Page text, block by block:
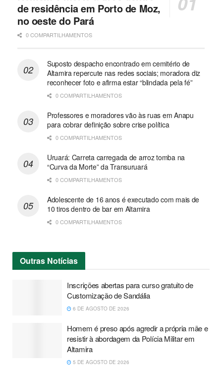
de residência em Porto de Moz,
no oeste do Pará
0 COMPARTILHAMENTOS
Suposto despacho encontrado em cemitério de
Altamira repercute nas redes sociais; moradora diz
reconhecer foto e afirma estar “blindada pela fé”
0 COMPARTILHAMENTOS
Professores e moradores vão às ruas em Anapu
para cobrar definição sobre crise política
0 COMPARTILHAMENTOS
Uruará: Carreta carregada de arroz tomba na
“Curva da Morte” da Transuruará
0 COMPARTILHAMENTOS
Adolescente de 16 anos é executado com mais de
10 tiros dentro de bar em Altamira
0 COMPARTILHAMENTOS
Outras Notícias
Inscrições abertas para curso gratuito de
Customização de Sandália
6 DE AGOSTO DE 2026
Homem é preso após agredir a própria mãe e
resistir à abordagem da Polícia Militar em
Altamira
5 DE AGOSTO DE 2026